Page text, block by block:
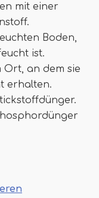
mit einer
Boden,
ist.
Ort, an dem sie
erhalten.